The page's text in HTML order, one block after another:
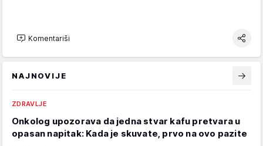
Komentariši
NAJNOVIJE
ZDRAVLJE
Onkolog upozorava da jedna stvar kafu pretvara u
opasan napitak: Kada je skuvate, prvo na ovo pazite